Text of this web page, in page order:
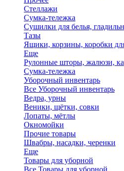
Стеллажи
Сумка-тележка
Сушилки для белья,
Тазы
Ящики, корзины, коробки
Еще
Рулонные шторы, жалюзи,
Сумка-тележка
Уборочный инвентарь
Все Уборочный инвентарь
Ведра, урны
Веники, щётки, совки
Лопаты, мётлы
Окномойки
Прочие товары
Швабры, насадки, черенки
Еще
Товары для уборной
Все Товары для уборной